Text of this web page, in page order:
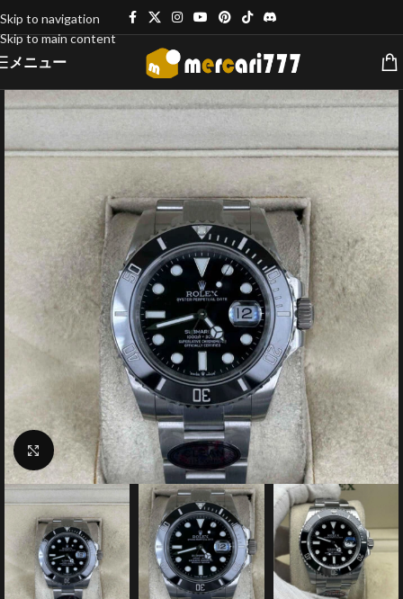
Skip to navigation
Skip to main content
メニュー
クリックで拡大